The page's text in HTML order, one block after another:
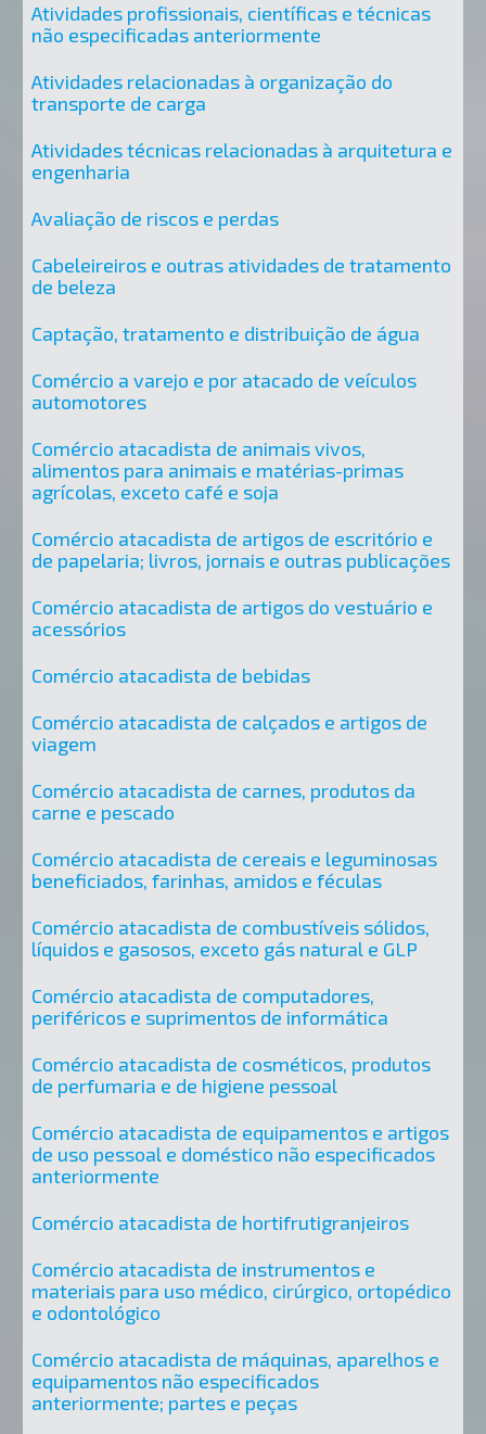
Atividades profissionais, científicas e técnicas
não especificadas anteriormente
Atividades relacionadas à organização do
transporte de carga
Atividades técnicas relacionadas à arquitetura e
engenharia
Avaliação de riscos e perdas
Cabeleireiros e outras atividades de tratamento
de beleza
Captação, tratamento e distribuição de água
Comércio a varejo e por atacado de veículos
automotores
Comércio atacadista de animais vivos,
alimentos para animais e matérias-primas
agrícolas, exceto café e soja
Comércio atacadista de artigos de escritório e
de papelaria; livros, jornais e outras publicações
Comércio atacadista de artigos do vestuário e
acessórios
Comércio atacadista de bebidas
Comércio atacadista de calçados e artigos de
viagem
Comércio atacadista de carnes, produtos da
carne e pescado
Comércio atacadista de cereais e leguminosas
beneficiados, farinhas, amidos e féculas
Comércio atacadista de combustíveis sólidos,
líquidos e gasosos, exceto gás natural e GLP
Comércio atacadista de computadores,
periféricos e suprimentos de informática
Comércio atacadista de cosméticos, produtos
de perfumaria e de higiene pessoal
Comércio atacadista de equipamentos e artigos
de uso pessoal e doméstico não especificados
anteriormente
Comércio atacadista de hortifrutigranjeiros
Comércio atacadista de instrumentos e
materiais para uso médico, cirúrgico, ortopédico
e odontológico
Comércio atacadista de máquinas, aparelhos e
equipamentos não especificados
anteriormente; partes e peças